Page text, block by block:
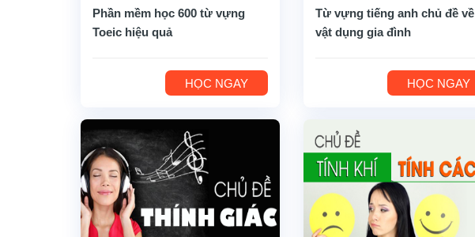
Phần mềm học 600 từ vựng
Toeic hiệu quả
HỌC NGAY
Từ vựng tiếng anh chủ đề về
vật dụng gia đình
HỌC NGAY